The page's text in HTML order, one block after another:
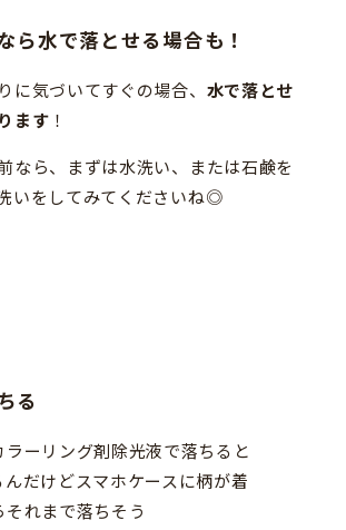
ら水で落とせる場合も！
に気づいてすぐの場合、 水で落とせ
ます ！
なら、まずは水洗い、または石鹸を
いをしてみてくださいね◎
る
ラーリング剤除光液で落ちると
んだけどスマホケースに柄が着
それまで落ちそう